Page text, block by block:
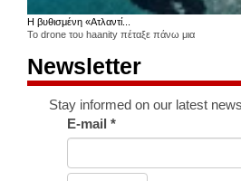
Η βυθισμένη «Ατλαντί...
Το drone του haanity πέταξε πάνω μια
Newsletter
Stay informed on our latest
E-mail*